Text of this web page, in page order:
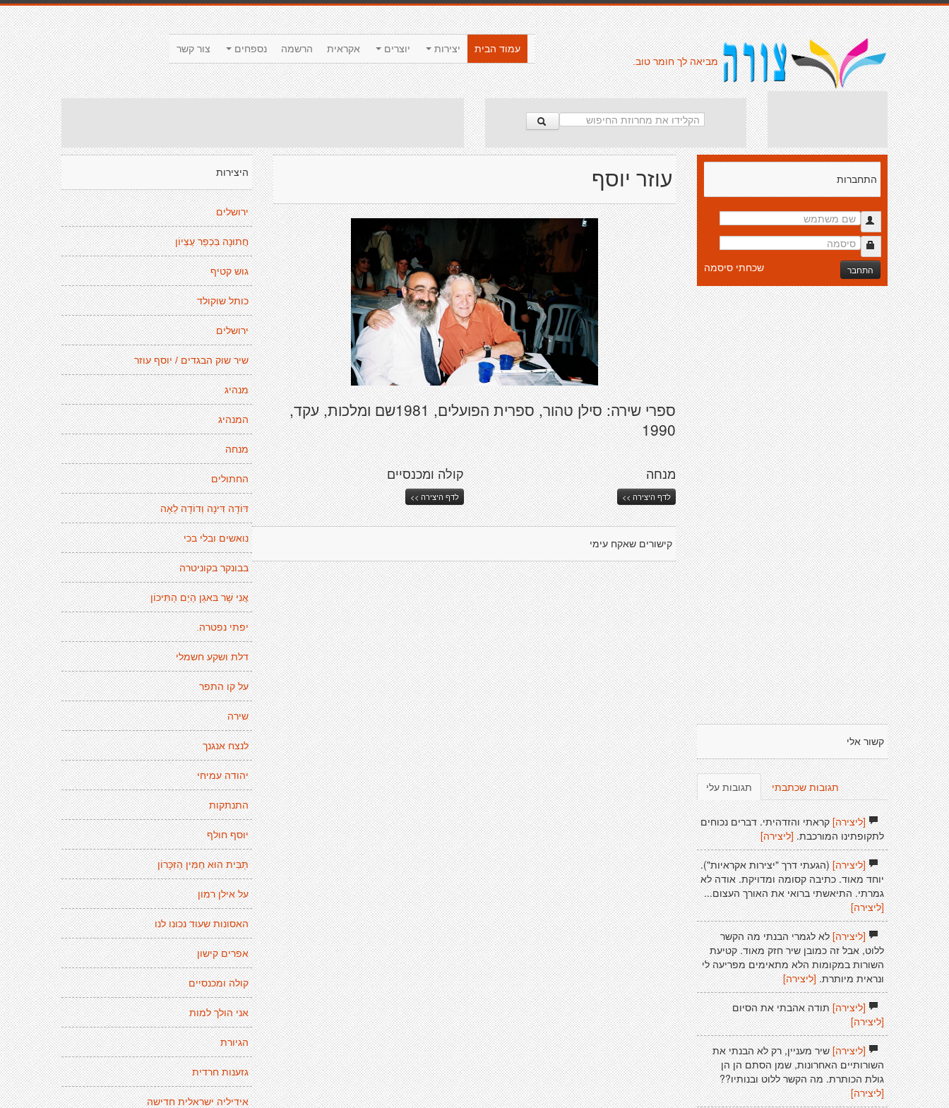
צור קשר נספחים הרשמה אקראית יוצרים יצירות
עמוד הבית
מביאה לך חומר טוב.
היצירות
ירושלים
חֲתוּנָה בִּכְפַר עֶצְיוֹן
גוש קטיף
כותל שוקולד
ירושלים
שיר שוק הבגדים / יוסף עוזר
מנהיג
המנהיג
מנחה
החתולים
דּוֹדָה דִּינָה וְדוֹדָה לֵאָה
נואשים ובלי בכי
בבונקר בקוניטרה
אֲנִי שָׁר בּאגַן הַיַם הַתִּיכוֹן
יפתי נפטרה.
דלת ושקע חשמלי
על קו התפר
שירה
לנצח אנגנך
יהודה עמיחי
התנתקות
יוסף חולף
תְּבִּית הוּא חַמִּין הַזִּכָּרוֹן
על אילן רמון
האסונות שעוד נכונו לנו
אפרים קישון
קולה ומכנסיים
אני הולך למות
הגיורת
גזענות חרדית
אידיליה ישראלית חדישה
עוזר יוסף
ספרי שירה: סילן טהור, ספרית הפועלים, 1981שם ומלכות, עקד,
1990
קולה ומכנסיים
לדף היצירה >>
מנחה
לדף היצירה >>
קישורים שאקח עימי
התחברות
התחבר שכחתי סיסמה
קשור אלי
תגובות עלי תגובות שכתבתי
[ליצירה]קראתי והזדהיתי. דברים נכוחים
לתקופתינו המורכבת. [ליצירה]
[ליצירה](הגעתי דרך "יצירות אקראיות").
יוחד מאוד. כתיבה קסומה ומדויקת. אודה לא
גמרתי. התיאשתי ברואי את האורך העצום...
[ליצירה]
[ליצירה]לא לגמרי הבנתי מה הקשר
ללוט, אבל זה כמובן שיר חזק מאוד. קטיעת
השורות במקומות הלא מתאימים מפריעה לי
ונראית מיותרת. [ליצירה]
[ליצירה]תודה אהבתי את הסיום
[ליצירה]
[ליצירה]שיר מעניין, רק לא הבנתי את
השורותיים האחרונות, שמן הסתם הן הן
גולת הכותרת. מה הקשר ללוט ובנותיו??
[ליצירה]